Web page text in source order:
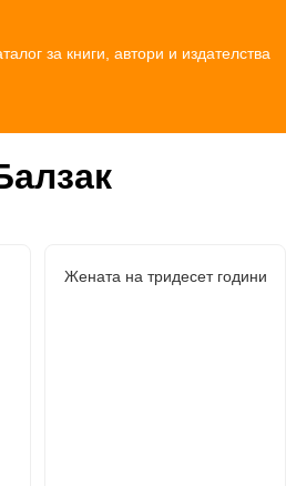
за книги, автори и издателства
Жената на тридесет години